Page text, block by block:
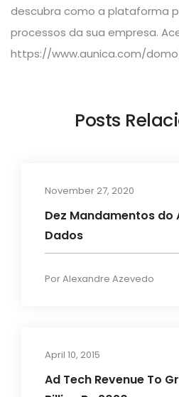
descubra como a plataforma
processos da sua empresa.
https://www.aunica.com/
Posts
November 27, 2020
Dez Mandamentos do
Dados
PorAlexandre Azevedo
April 10, 2015
Ad Tech Revenue To